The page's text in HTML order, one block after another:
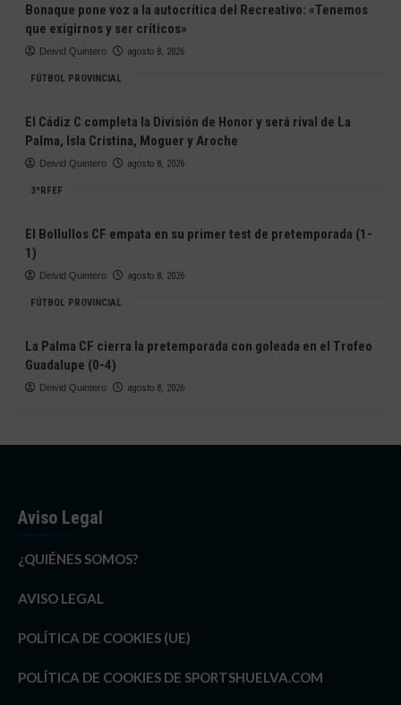
Bonaque pone voz a la autocrítica del Recreativo: «Tenemos
que exigirnos y ser críticos»
Deivid Quintero agosto 8, 2026
FÚTBOL PROVINCIAL
El Cádiz C completa la División de Honor y será rival de La
Palma, Isla Cristina, Moguer y Aroche
Deivid Quintero agosto 8, 2026
3ªRFEF
El Bollullos CF empata en su primer test de pretemporada (1-
1)
Deivid Quintero agosto 8, 2026
FÚTBOL PROVINCIAL
La Palma CF cierra la pretemporada con goleada en el Trofeo
Guadalupe (0-4)
Deivid Quintero agosto 8, 2026
Aviso Legal
¿QUIÉNES SOMOS?
AVISO LEGAL
POLÍTICA DE COOKIES (UE)
POLÍTICA DE COOKIES DE SPORTSHUELVA.COM